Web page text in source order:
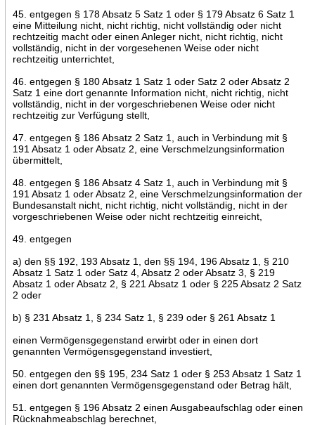
45. entgegen § 178 Absatz 5 Satz 1 oder § 179 Absatz 6 Satz 1
eine Mitteilung nicht, nicht richtig, nicht vollständig oder nicht
rechtzeitig macht oder einen Anleger nicht, nicht richtig, nicht
vollständig, nicht in der vorgesehenen Weise oder nicht
rechtzeitig unterrichtet,
46. entgegen § 180 Absatz 1 Satz 1 oder Satz 2 oder Absatz 2
Satz 1 eine dort genannte Information nicht, nicht richtig, nicht
vollständig, nicht in der vorgeschriebenen Weise oder nicht
rechtzeitig zur Verfügung stellt,
47. entgegen § 186 Absatz 2 Satz 1, auch in Verbindung mit §
191 Absatz 1 oder Absatz 2, eine Verschmelzungsinformation
übermittelt,
48. entgegen § 186 Absatz 4 Satz 1, auch in Verbindung mit §
191 Absatz 1 oder Absatz 2, eine Verschmelzungsinformation der
Bundesanstalt nicht, nicht richtig, nicht vollständig, nicht in der
vorgeschriebenen Weise oder nicht rechtzeitig einreicht,
49. entgegen
a) den §§ 192, 193 Absatz 1, den §§ 194, 196 Absatz 1, § 210
Absatz 1 Satz 1 oder Satz 4, Absatz 2 oder Absatz 3, § 219
Absatz 1 oder Absatz 2, § 221 Absatz 1 oder § 225 Absatz 2 Satz
2 oder
b) § 231 Absatz 1, § 234 Satz 1, § 239 oder § 261 Absatz 1
einen Vermögensgegenstand erwirbt oder in einen dort
genannten Vermögensgegenstand investiert,
50. entgegen den §§ 195, 234 Satz 1 oder § 253 Absatz 1 Satz 1
einen dort genannten Vermögensgegenstand oder Betrag hält,
51. entgegen § 196 Absatz 2 einen Ausgabeaufschlag oder einen
Rücknahmeabschlag berechnet,